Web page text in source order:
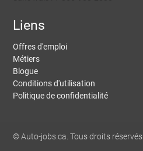
Liens
Offres d'emploi
Métiers
Blogue
Conditions d'utilisation
Politique de confidentialité
© Auto-jobs.ca. Tous droits réservés.